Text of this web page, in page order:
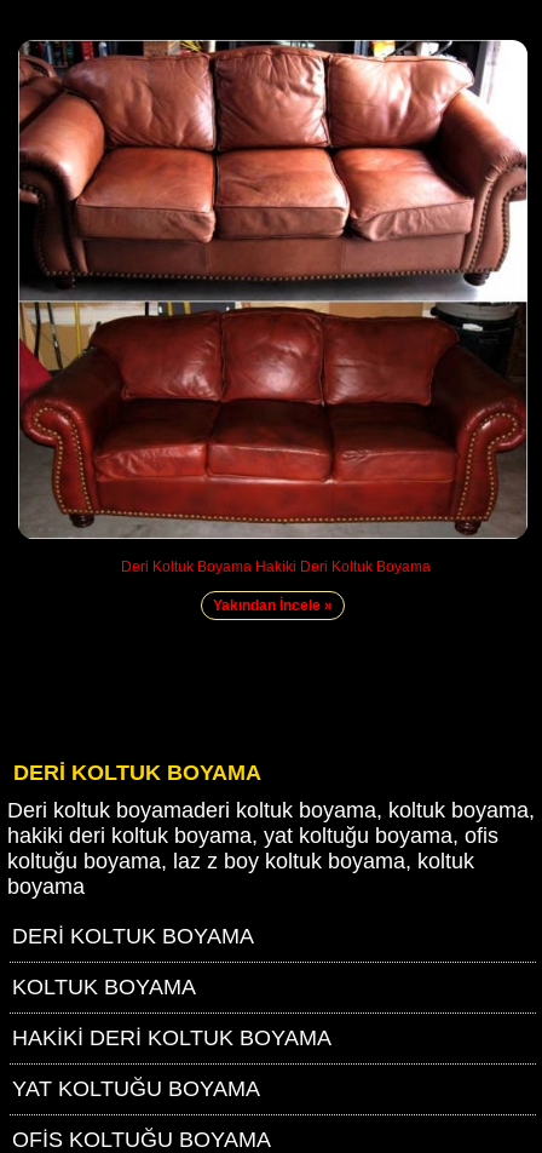
Deri Koltuk Boyama Hakiki Deri Koltuk Boyama
Yakından İncele »
DERİ KOLTUK BOYAMA
Deri koltuk boyamaderi koltuk boyama, koltuk boyama,
hakiki deri koltuk boyama, yat koltuğu boyama, ofis
koltuğu boyama, laz z boy koltuk boyama, koltuk
boyama
DERİ KOLTUK BOYAMA
KOLTUK BOYAMA
HAKİKİ DERİ KOLTUK BOYAMA
YAT KOLTUĞU BOYAMA
OFİS KOLTUĞU BOYAMA